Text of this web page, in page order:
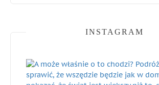
INSTAGRAM